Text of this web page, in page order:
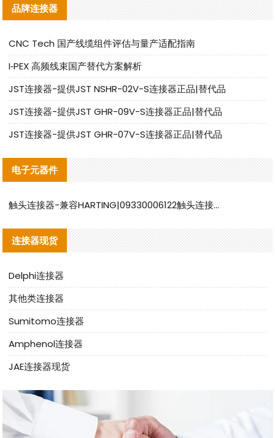
品牌连接器
CNC Tech 国产线缆组件评估与量产适配指南
I‑PEX 高频线束国产替代方案解析
JST连接器-提供JST NSHR-02V-S连接器正品|替代品
JST连接器-提供JST GHR-09V-S连接器正品|替代品
JST连接器-提供JST GHR-07V-S连接器正品|替代品
电子元器件
触头连接器-兼容HARTING|09330006122触头连接器替代品说明
连接器现货
Delphi连接器
其他类连接器
Sumitomo连接器
Amphenol连接器
JAE连接器现货